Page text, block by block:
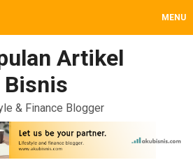
MENU
Artikel
Bisnis
& Finance Blogger